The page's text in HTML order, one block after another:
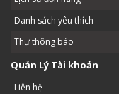
Danh sách yêu thích
Thư thông báo
Quản Lý Tài khoản
Liên hệ